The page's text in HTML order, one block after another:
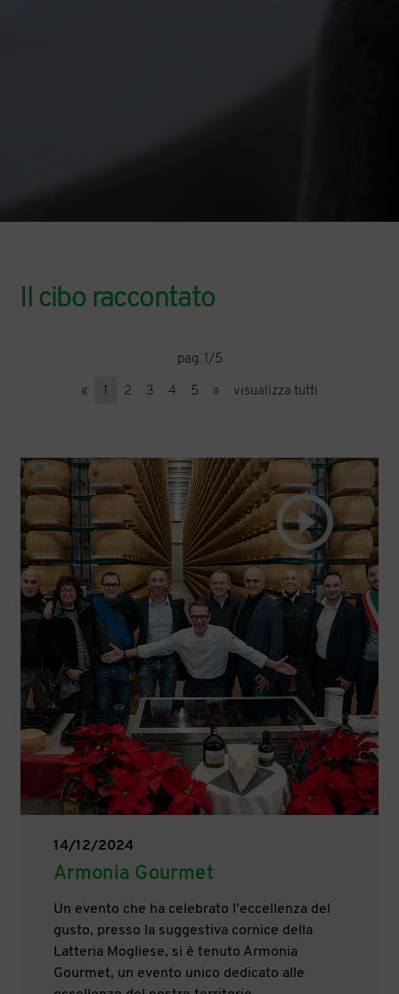
Il cibo raccontato
pag. 1/5
« 1 2 3 4 5 » visualizza tutti
14/12/2024
Armonia Gourmet
Un evento che ha celebrato l’eccellenza del
gusto, presso la suggestiva cornice della
Latteria Mogliese, si è tenuto Armonia
Gourmet, un evento unico dedicato alle